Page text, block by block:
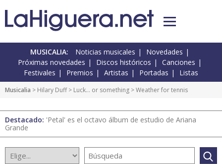
MUSICALIA: Noticias musicales
Novedades
Próximas novedades
Discos históricos
Canciones
Festivales
Premios Artistas Portadas Listas
Musicalia > Hilary Duff> Luck… or something > Weather for tennis
Destacado: 'Petal' es el octavo álbum de estudio de Ariana
Grande